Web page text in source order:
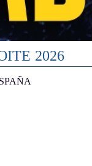
2026